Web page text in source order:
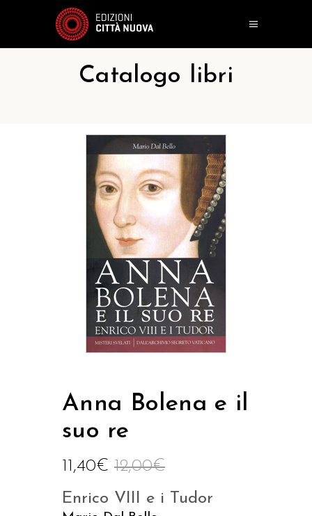
Catalogo libri
Anna Bolena e il
suo re
12,00€
11,40€
Enrico VIII e i Tudor